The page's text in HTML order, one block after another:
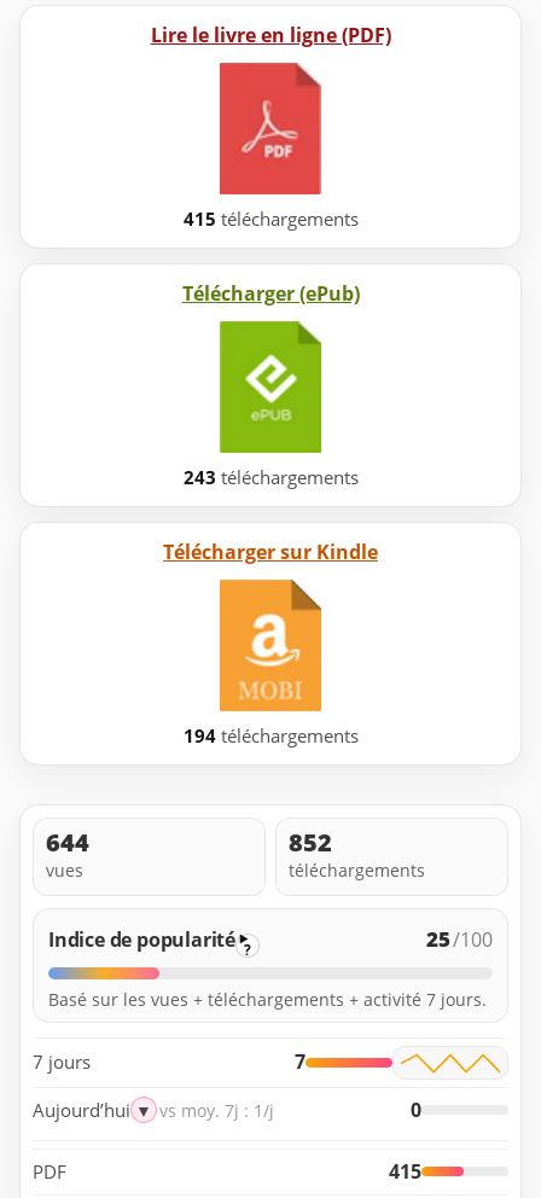
Lire le livre en ligne (PDF)
415 téléchargements
Télécharger (ePub)
243 téléchargements
Télécharger sur Kindle
194téléchargements
644
vues
852
téléchargements
Indice de popularité ? 25/100
Basé sur les vues + téléchargements + activité 7 jours.
7 jours 7
Aujourd’hui ▼ vs moy. 7j : 1/j 0
PDF 415